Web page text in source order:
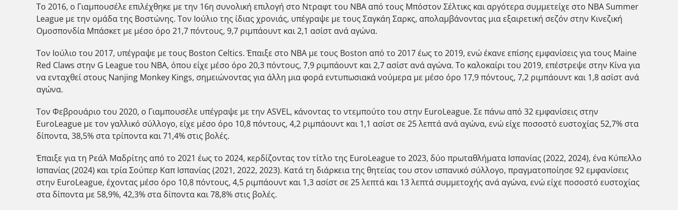
Το 2016, ο Γιαμπουσέλε επιλέχθηκε με την 16η συνολική επιλογή στο Ντραφτ του ΝΒΑ από τους Μπόστον Σέλτικς και αργότερα συμμετείχε στο NBA Summer
League με την ομάδα της Βοστώνης. Τον Ιούλιο της ίδιας χρονιάς, υπέγραψε με τους Σαγκάη Σαρκς, απολαμβάνοντας μια εξαιρετική σεζόν στην Κινεζική
Ομοσπονδία Μπάσκετ με μέσο όρο 21,7 πόντους, 9,7 ριμπάουντ και 2,1 ασίστ ανά αγώνα.
Τον Ιούλιο του 2017, υπέγραψε με τους Boston Celtics. Έπαιξε στο NBA με τους Boston από το 2017 έως το 2019, ενώ έκανε επίσης εμφανίσεις για τους Maine
Red Claws στην G League του NBA, όπου είχε μέσο όρο 20,3 πόντους, 7,9 ριμπάουντ και 2,7 ασίστ ανά αγώνα. Το καλοκαίρι του 2019, επέστρεψε στην Κίνα για
να ενταχθεί στους Nanjing Monkey Kings, σημειώνοντας για άλλη μια φορά εντυπωσιακά νούμερα με μέσο όρο 17,9 πόντους, 7,2 ριμπάουντ και 1,8 ασίστ ανά
αγώνα.
Τον Φεβρουάριο του 2020, ο Γιαμπουσέλε υπέγραψε με την ASVEL, κάνοντας το ντεμπούτο του στην EuroLeague. Σε πάνω από 32 εμφανίσεις στην
EuroLeague με τον γαλλικό σύλλογο, είχε μέσο όρο 10,8 πόντους, 4,2 ριμπάουντ και 1,1 ασίστ σε 25 λεπτά ανά αγώνα, ενώ είχε ποσοστό ευστοχίας 52,7% στα
δίποντα, 38,5% στα τρίποντα και 71,4% στις βολές.
Έπαιξε για τη Ρεάλ Μαδρίτης από το 2021 έως το 2024, κερδίζοντας τον τίτλο της EuroLeague το 2023, δύο πρωταθλήματα Ισπανίας (2022, 2024), ένα Κύπελλο
Ισπανίας (2024) και τρία Σούπερ Καπ Ισπανίας (2021, 2022, 2023). Κατά τη διάρκεια της θητείας του στον ισπανικό σύλλογο, πραγματοποίησε 92 εμφανίσεις
στην EuroLeague, έχοντας μέσο όρο 10,8 πόντους, 4,5 ριμπάουντ και 1,3 ασίστ σε 25 λεπτά και 13 λεπτά συμμετοχής ανά αγώνα, ενώ είχε ποσοστό ευστοχίας
στα δίποντα με 58,9%, 42,3% στα δίποντα και 78,8% στις βολές.